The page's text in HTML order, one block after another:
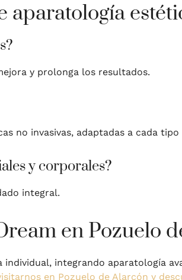
aparatología
y prolonga los resultados.
no invasivas, adaptadas a cada tipo
y corporales?
integral.
en Pozuelo
integrando aparatología
en Pozuelo de Alarcón y